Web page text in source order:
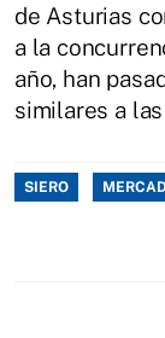
de Asturias
a la
año, han
similares a
SIERO